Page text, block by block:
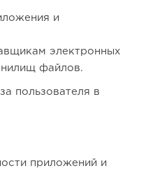
и
электронных
файлов.
пользователя в
приложений и